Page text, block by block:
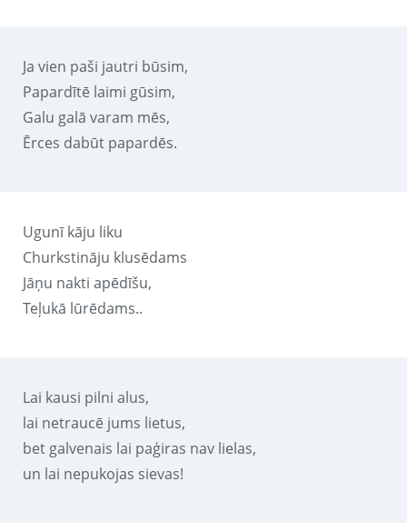
Ja vien paši jautri būsim,
Papardītē laimi gūsim,
Galu galā varam mēs,
Ērces dabūt papardēs.
Ugunī kāju liku
Churkstināju klusēdams
Jāņu nakti apēdīšu,
Teļukā lūrēdams..
Lai kausi pilni alus,
lai netraucē jums lietus,
bet galvenais lai paģiras nav lielas,
un lai nepukojas sievas!